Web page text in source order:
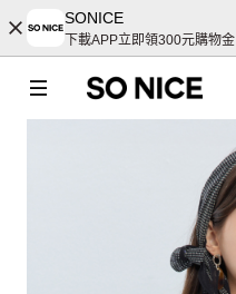
SONICE
下載APP立即領300元購物金